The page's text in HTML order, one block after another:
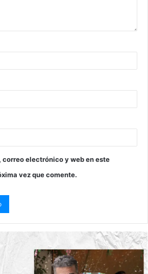
correo electrónico y web en este
vez que comente.